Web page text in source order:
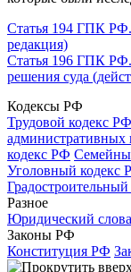
Статья 194 ГПК
редакция)
Статья 196 ГПК
решения суда
Кодексы РФ
Трудовой кодекс РФ
кодекс РФ
Уголовный кодекс
Разное
Юридический
Законы РФ
Конституция РФ